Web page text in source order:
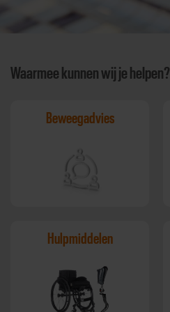
Waarmee kunnen wij je helpen?
Beweegadvies
Hulpmiddelen